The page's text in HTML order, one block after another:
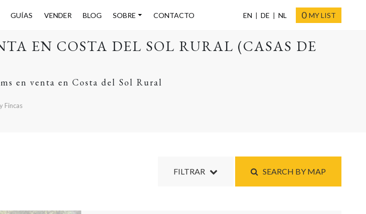
GUÍAS VENDER BLOG SOBRE CONTACTO EN DE NL 0 MY LIST
EN COSTA DEL SOL RURAL (CASAS DE
en venta en Costa del Sol Rural
Fincas
SEARCH BY MAP